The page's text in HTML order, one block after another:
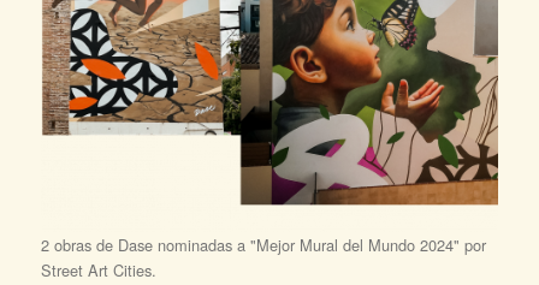
2 obras de Dase nominadas a "Mejor Mural del Mundo 2024" por
Street Art Cities.